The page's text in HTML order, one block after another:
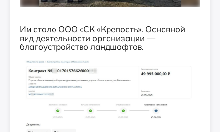
Им стало ООО «СК «Крепость». Основной
вид деятельности организации —
благоустройство ландшафтов.